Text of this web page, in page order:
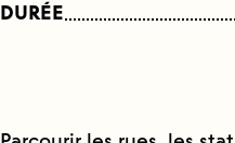
DURÉE